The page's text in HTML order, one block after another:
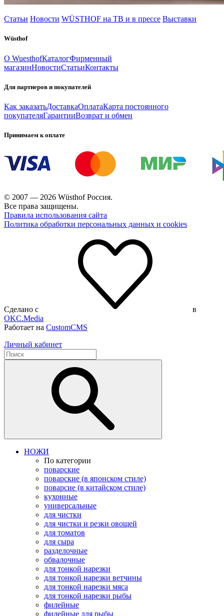
Статьи Новости WÜSTHOF на ТВ и в прессе Выставки
Wüsthof
О WuesthofКаталогФирменный
магазинНовостиСтатьиКонтакты
Для партнеров и покупателей
Как заказатьДоставкаОплатаКарта постоянного
покупателяГарантииВозврат и обмен
Принимаем к оплате
© 2007 — 2026 Wüsthof Россия.
Все права защищены.
Правила использования сайта
Политика обработки персональных данных и cookies
Сделано с
в
OKC.Media
Работает на CustomCMS
Личный кабинет
НОЖИ
По категории
поварские
поварские (в японском стиле)
поварсие (в китайском стиле)
кухонные
универсальные
для чистки
для чистки и резки овощей
для томатов
для сыра
разделочные
обвалочные
для тонкой нарезки
для тонкой нарезки ветчины
для тонкой нарезки мяса
для тонкой нарезки рыбы
филейные
филейные для рыбы